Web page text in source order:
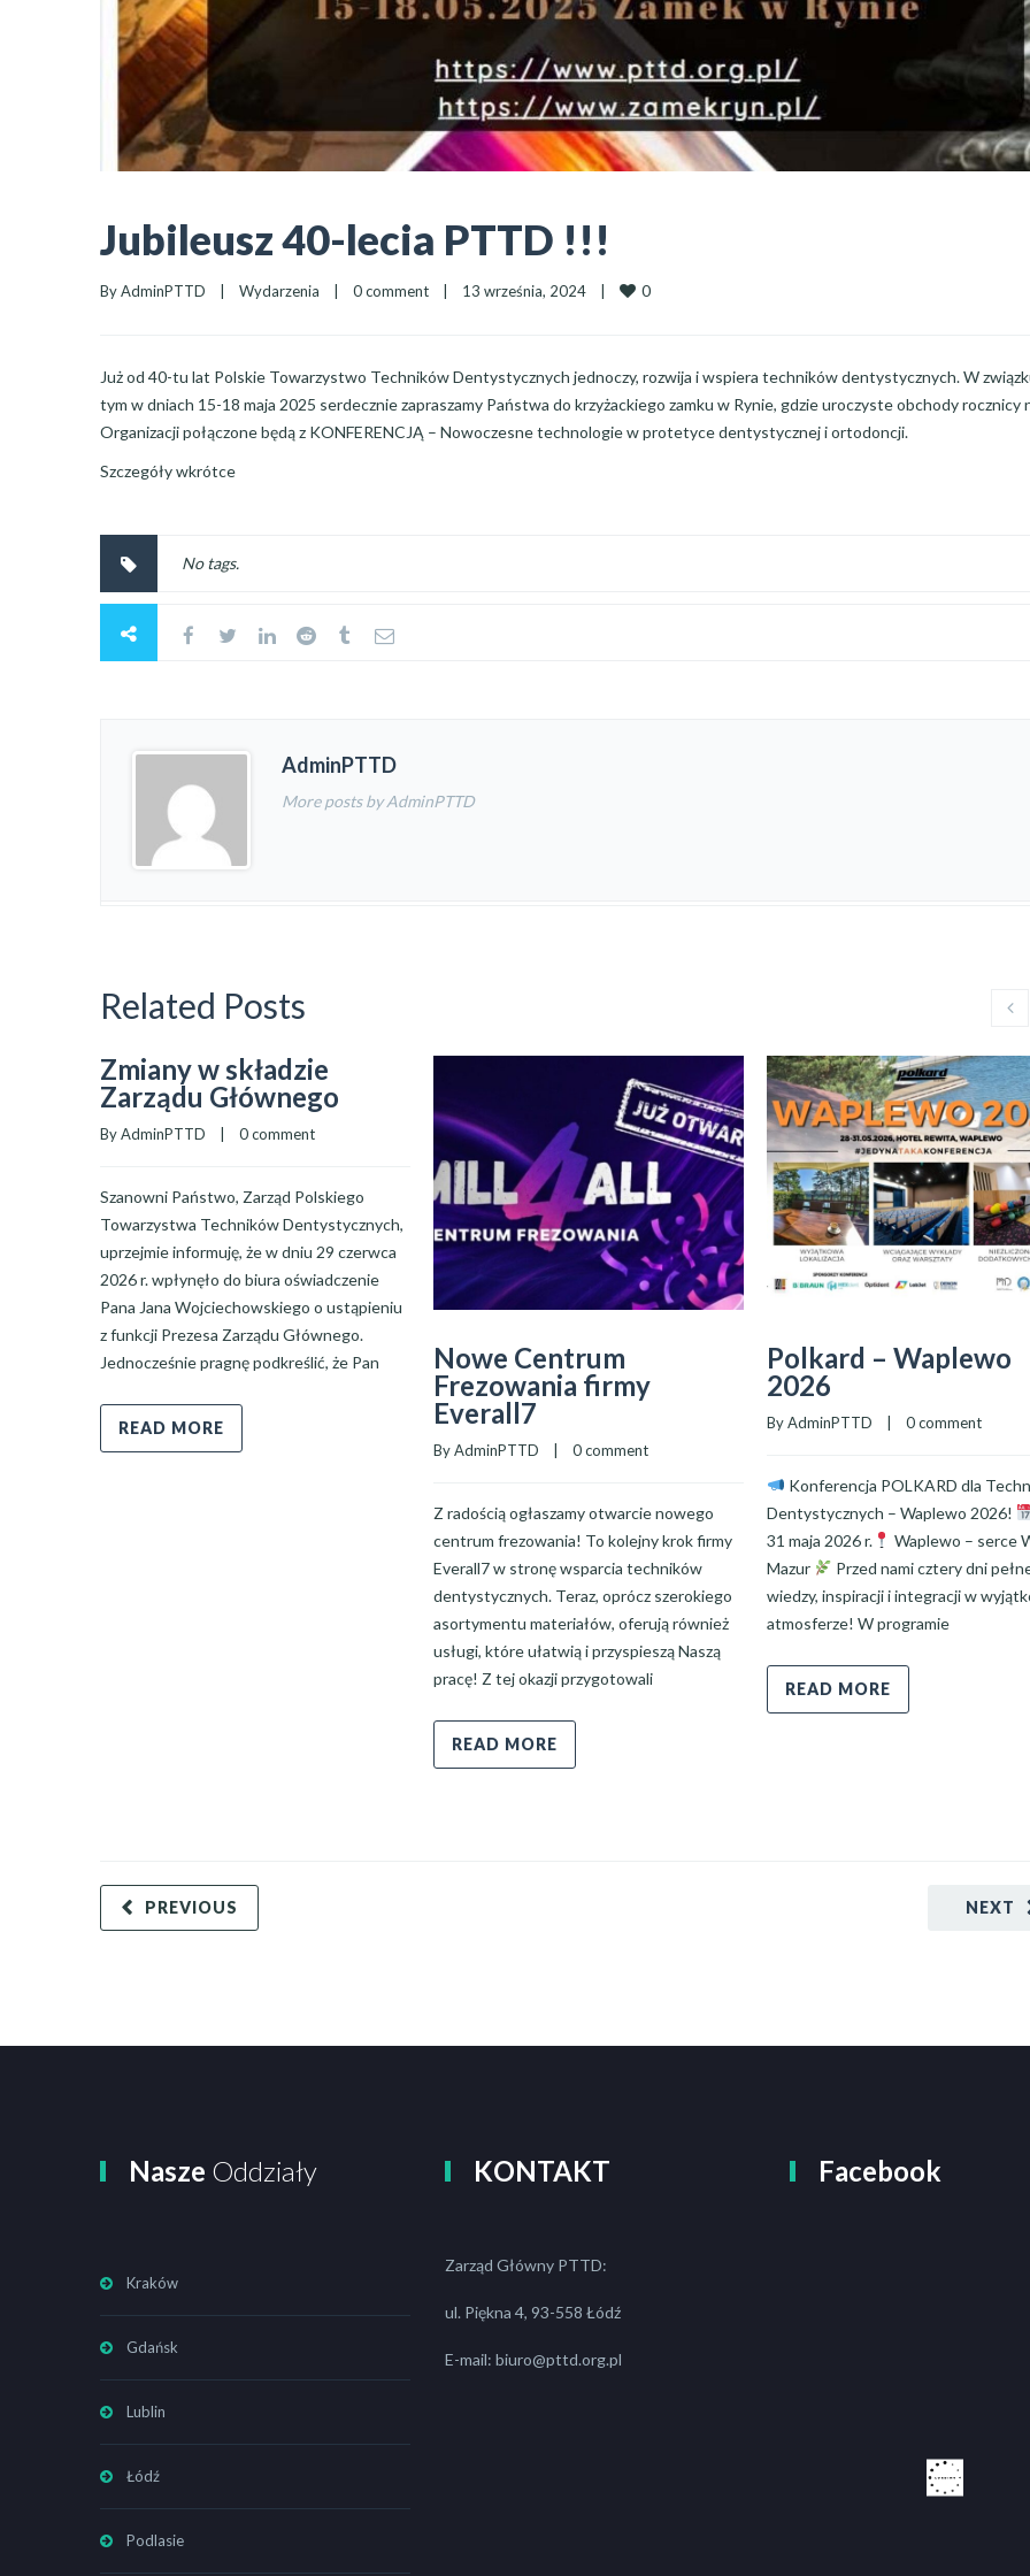
Jubileusz 40-lecia PTTD !!!
By AdminPTTD Wydarzenia 0 comment 13 września, 2024 0
Już od 40-tu lat Polskie Towarzystwo Techników Dentystycznych jednoczy, rozwija i wspiera techników dentystycznych. W
tym w dniach 15-18 maja 2025 serdecznie zapraszamy Państwa do krzyżackiego zamku w Rynie, gdzie uroczyste obchody rocznicy
Organizacji połączone będą z KONFERENCJĄ – Nowoczesne technologie w protetyce dentystycznej i ortodoncji.
Szczegóły wkrótce
No tags.
AdminPTTD
More posts by AdminPTTD
Related Posts
Zmiany w składzie
Zarządu Głównego
By AdminPTTD 0 comment
Szanowni Państwo, Zarząd Polskiego
Towarzystwa Techników Dentystycznych,
uprzejmie informuję, że w dniu 29 czerwca
2026 r. wpłynęło do biura oświadczenie
Pana Jana Wojciechowskiego o ustąpieniu
z funkcji Prezesa Zarządu Głównego.
Jednocześnie pragnę podkreślić, że Pan
READ MORE
Nowe Centrum
Frezowania firmy
Everall7
By AdminPTTD 0 comment
Z radością ogłaszamy otwarcie nowego
centrum frezowania! To kolejny krok firmy
Everall7 w stronę wsparcia techników
dentystycznych. Teraz, oprócz szerokiego
asortymentu materiałów, oferują również
usługi, które ułatwią i przyspieszą Naszą
pracę! Z tej okazji przygotowali
READ MORE
Polkard – Waplewo
2026
By AdminPTTD 0 comment
Konferencja POLKARD dla
Dentystycznych – Waplewo 2026!
31 maja 2026 r.
Waplewo – serce
Mazur
Przed nami cztery dni
wiedzy, inspiracji i integracji w
atmosferze! W programie
READ MORE
NEXT
PREVIOUS
Nasze Oddziały
Kraków
Gdańsk
Lublin
Łódź
Podlasie
KONTAKT
Zarząd Główny PTTD:
ul. Piękna 4, 93-558 Łódź
E-mail: biuro@pttd.org.pl
Facebook